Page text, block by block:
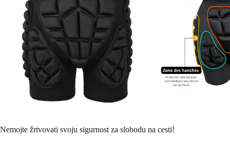
Nemojte žrtvovati svoju sigurnost za slobodu na cesti!